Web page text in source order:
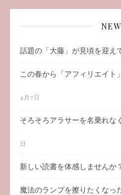
NEW
話題の「大藤」が見頃を迎え
この春から「アフィリエイト
4月7日
そろそろアラサーを名乗れな
日
新しい読書を体感しませんか
魔法のランプを擦りたくなっ